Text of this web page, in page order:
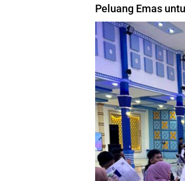
Peluang Emas